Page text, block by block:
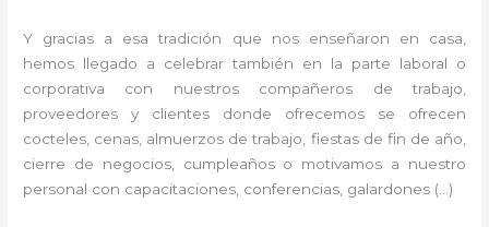
Y gracias a esa tradición que nos enseñaron en casa,
hemos llegado a celebrar también en la parte laboral o
corporativa con nuestros compañeros de trabajo,
proveedores y clientes donde ofrecemos se ofrecen
cocteles, cenas, almuerzos de trabajo, fiestas de fin de año,
cierre de negocios, cumpleaños o motivamos a nuestro
personal con capacitaciones, conferencias, galardones (…)